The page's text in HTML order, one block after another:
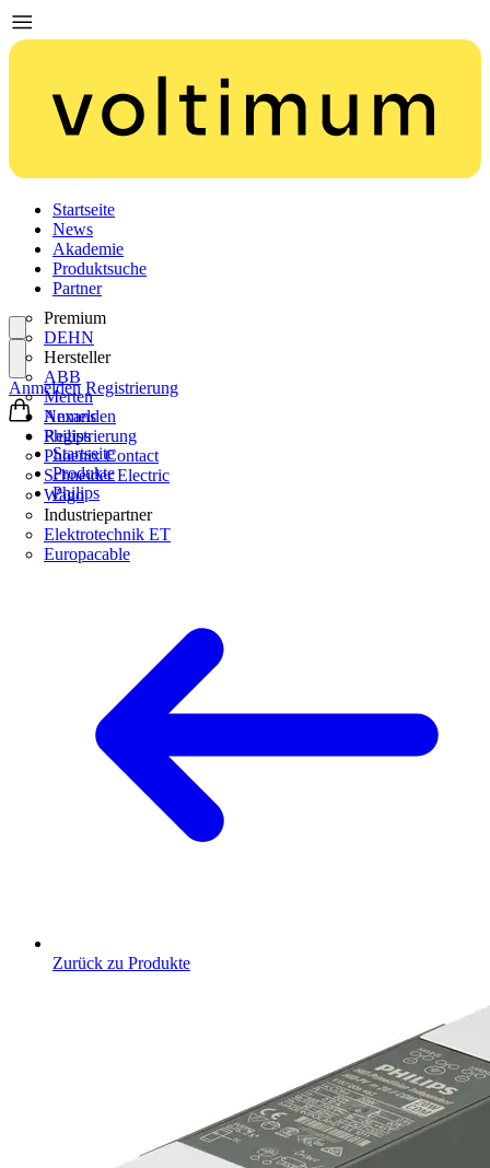
Startseite
News
Akademie
Produktsuche
Partner
Premium
DEHN
Hersteller
ABB
Merten
Nexans
Philips
Phoenix Contact
Schneider Electric
Wago
Industriepartner
Elektrotechnik ET
Europacable
Anmelden
Registrierung
Anmelden Registrierung
Startseite
Produkte
Philips
Zurück zu Produkte